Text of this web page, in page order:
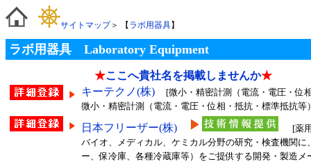
サイトマップ＞ 【 ラボ用器具】
ラボ用器具 Laboratory Equipment
★ここへ貴社名を掲載しませんか★
キーテクノ(株)
[微小・精密計測（電流・電圧・位
微小・精密計測（電流・電圧・位相・抵抗・標準抵抗
日本フリーザー(株)
[薬
バイオ、メディカル、ケミカル分野の研究・検査機関
ー、保冷庫、各種冷蔵庫等）をご提供する開発・製造メ